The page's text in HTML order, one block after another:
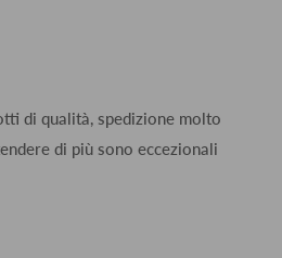
di qualità, spedizione molto
di più sono eccezionali